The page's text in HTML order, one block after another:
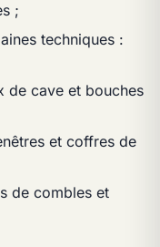
;
techniques :
de cave et bouches
et coffres de
de combles et